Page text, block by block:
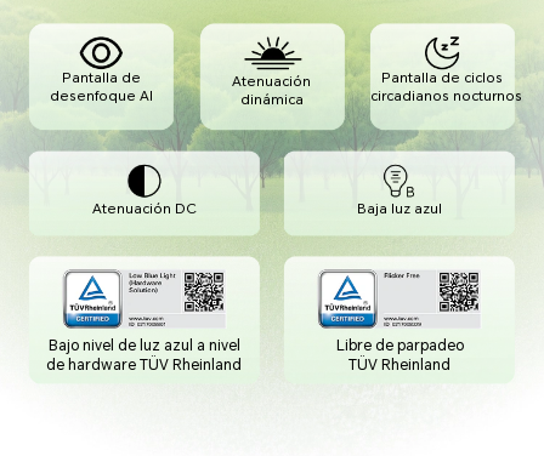
Pantalla de
desenfoque AI
Atenuación
dinámica
Pantalla de ciclos
circadianos nocturnos
Atenuación DC Baja luz azul
Bajo nivel de luz azul a nivel
de hardware TÜV Rheinland
Libre de parpadeo
TÜV Rheinland